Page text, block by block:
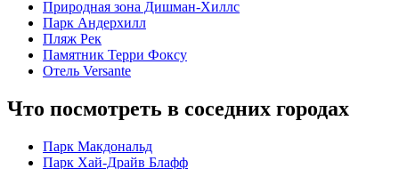
Природная зона Дишман-Хиллс
Парк Андерхилл
Пляж Рек
Памятник Терри Фоксу
Отель Versante
Что посмотреть в соседних городах
Парк Макдональд
Парк Хай-Драйв Блафф